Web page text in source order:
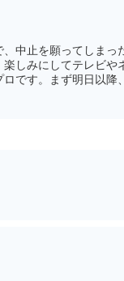
中止を願ってしま
しみにしてテレビ
です。まず明日以降